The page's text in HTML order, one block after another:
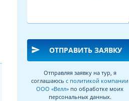
send ОТПРАВИТЬ ЗАЯВКУ
Отправляя заявку на тур, я
соглашаюсь с политикой компании
ООО «Велл» по обработке моих
персональных данных.